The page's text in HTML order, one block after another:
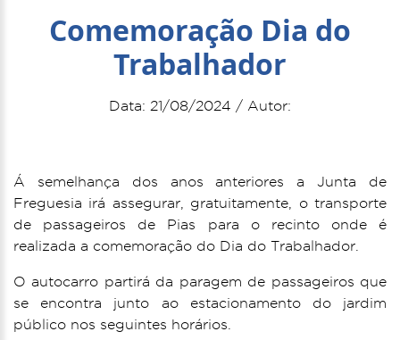
Comemoração Dia do
Trabalhador
Data: 21/08/2024 / Autor:
Á semelhança dos anos anteriores a Junta de
Freguesia irá assegurar, gratuitamente, o transporte
de passageiros de Pias para o recinto onde é
realizada a comemoração do Dia do Trabalhador.
O autocarro partirá da paragem de passageiros que
se encontra junto ao estacionamento do jardim
público nos seguintes horários.